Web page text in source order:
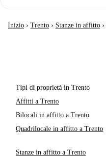
Inizio › Trento › Stanze in affitto ›
Tipi di proprietà in Trento
Affitti a Trento
Bilocali in affitto a Trento
Quadrilocale in affitto a Trento
Stanze in affitto a Trento